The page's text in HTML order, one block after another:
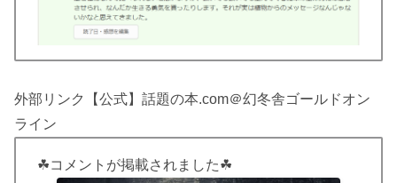
外部リンク【公式】話題の本.com＠幻冬舎ゴールドオン
ライン
☘コメントが掲載されました☘